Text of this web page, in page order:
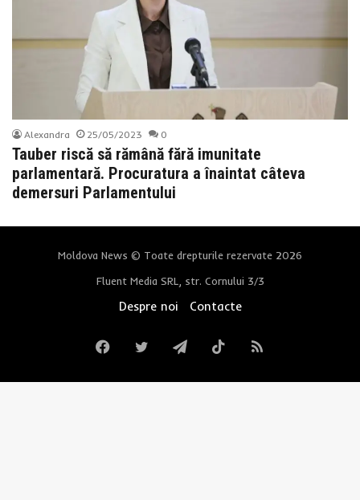
Alexandra 25/05/2023 0
Tauber riscă să rămână fără imunitate
parlamentară. Procuratura a înaintat câteva
demersuri Parlamentului
Moldova News © Toate drepturile rezervate 2026
Fluent Media SRL, str. Cornului 3/3
Despre noi Contacte
FacebookTwitterTelegramTikTokRSS